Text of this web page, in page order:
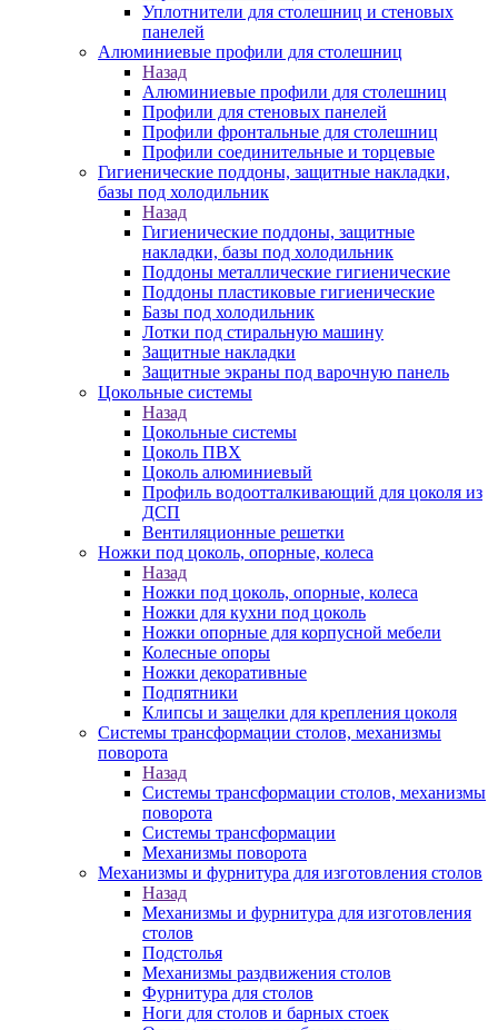
Уплотнители для столешниц и стеновых
панелей
Алюминиевые профили для столешниц
Назад
Алюминиевые профили для столешниц
Профили для стеновых панелей
Профили фронтальные для столешниц
Профили соединительные и торцевые
Гигиенические поддоны, защитные накладки,
базы под холодильник
Назад
Гигиенические поддоны, защитные
накладки, базы под холодильник
Поддоны металлические гигиенические
Поддоны пластиковые гигиенические
Базы под холодильник
Лотки под стиральную машину
Защитные накладки
Защитные экраны под варочную панель
Цокольные системы
Назад
Цокольные системы
Цоколь ПВХ
Цоколь алюминиевый
Профиль водоотталкивающий для цоколя из
ДСП
Вентиляционные решетки
Ножки под цоколь, опорные, колеса
Назад
Ножки под цоколь, опорные, колеса
Ножки для кухни под цоколь
Ножки опорные для корпусной мебели
Колесные опоры
Ножки декоративные
Подпятники
Клипсы и защелки для крепления цоколя
Системы трансформации столов, механизмы
поворота
Назад
Системы трансформации столов, механизмы
поворота
Системы трансформации
Механизмы поворота
Механизмы и фурнитура для изготовления столов
Назад
Механизмы и фурнитура для изготовления
столов
Подстолья
Механизмы раздвижения столов
Фурнитура для столов
Ноги для столов и барных стоек